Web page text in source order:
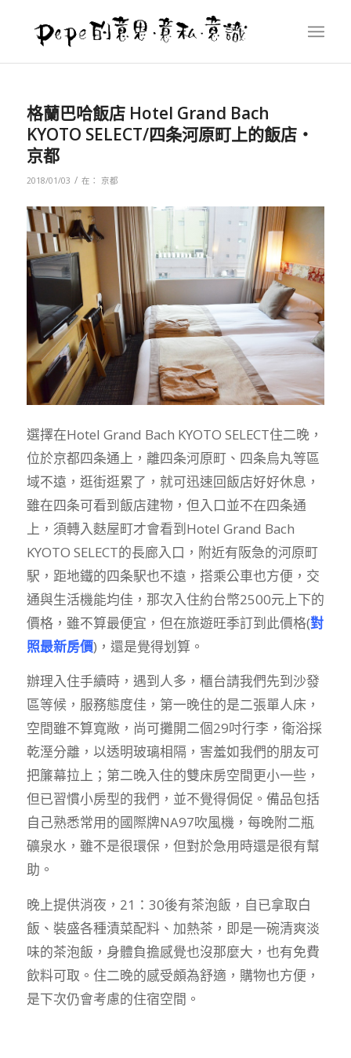
格蘭巴哈飯店 Hotel Grand Bach
KYOTO SELECT/四条河原町上的飯店‧
京都
2018/01/03 / 在： 京都
選擇在Hotel Grand Bach KYOTO SELECT住二晚，
位於京都四条通上，離四条河原町、四条烏丸等區
域不遠，逛街逛累了，就可迅速回飯店好好休息，
雖在四条可看到飯店建物，但入口並不在四条通
上，須轉入麩屋町才會看到Hotel Grand Bach
KYOTO SELECT的長廊入口，附近有阪急的河原町
駅，距地鐵的四条駅也不遠，搭乘公車也方便，交
通與生活機能均佳，那次入住約台幣2500元上下的
價格，雖不算最便宜，但在旅遊旺季訂到此價格(對
照最新房價)，還是覺得划算。
辦理入住手續時，遇到人多，櫃台請我們先到沙發
區等候，服務態度佳，第一晚住的是二張單人床，
空間雖不算寬敞，尚可攤開二個29吋行李，衛浴採
乾溼分離，以透明玻璃相隔，害羞如我們的朋友可
把簾幕拉上；第二晚入住的雙床房空間更小一些，
但已習慣小房型的我們，並不覺得侷促。備品包括
自己熟悉常用的國際牌NA97吹風機，每晚附二瓶
礦泉水，雖不是很環保，但對於急用時還是很有幫
助。
晚上提供消夜，21：30後有茶泡飯，自已拿取白
飯、裝盛各種漬菜配料、加熱茶，即是一碗清爽淡
味的茶泡飯，身體負擔感覺也沒那麼大，也有免費
飲料可取。住二晚的感受頗為舒適，購物也方便，
是下次仍會考慮的住宿空間。